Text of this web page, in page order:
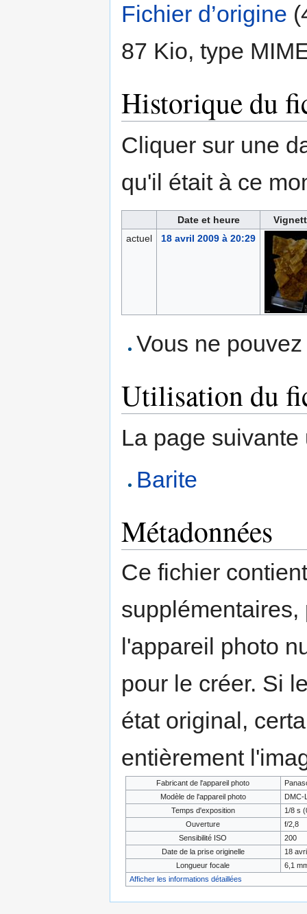
Fichier d’origine
87 Kio, type
Historique du
Cliquer sur une
qu'il était à ce
Date et heure
actuel
18 avril 2009 à 20:29
Vous ne
Utilisation du
La page
Barite
Métadonnées
Ce fichier
l'appareil photo
pour le créer. Si
état original,
entièrement
Fabricant de l'appareil photo
Modèle de l'appareil photo
DMC-
Temps d'exposition
1/8 s
Ouverture
f/2,8
Sensibilité ISO
200
Date de la prise originelle
18
Longueur focale
6,1
Afficher les informations détaillées